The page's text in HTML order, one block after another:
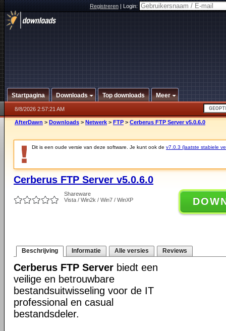
Registreren|Login:
Startpagina Downloads Top downloads Meer
8/8/2026 2:57:21 AM
AfterDawn > Downloads > Netwerk > FTP > Cerberus FTP Server v5.0.6.0
Dit is een oude versie van deze software. Je kunt ook de v7.0.3 (laatste stabiele
Cerberus FTP Server v5.0.6.0
Shareware
Vista / Win2k / Win7 / WinXP
Beschrijving Informatie Alle versies Reviews
Cerberus FTP Server biedt een
veilige en betrouwbare
bestandsuitwisseling voor de IT
professional en casual
bestandsdeler.